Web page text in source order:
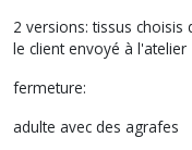
2 versions: tissus
le client envoyé à l'atelier
fermeture:
adulte avec des agrafes